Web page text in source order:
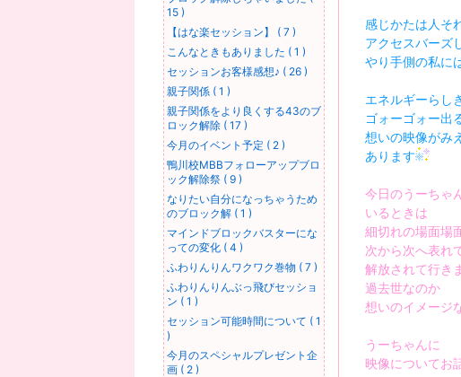
感じかたは人そ
アクセスバーズ
やり手側の私に
エネルギーらし
ゴォーゴォー出
想いの映像がみ
あります
今日のうーちゃ
いるときは
細切れの場面場
次から次へ表れ
解放されて行き
過去世なのか
想いのイメージ
うーちゃんに
映像についてお
15 )
【はな楽セッション】 ( 7 )
こんなときもありました ( 1 )
セッションお客様感想♪ ( 26 )
親子関係 ( 1 )
親子関係をより良くする43のブ
ロック解除 ( 17 )
今月のイベント予定 ( 2 )
鴨川校MBBフォローアップブロ
ック解除祭 ( 9 )
なりたい自分になっちゃうため
のブロック解 ( 1 )
マインドブロックバスターにな
っての変化 ( 4 )
ふわりんりんワクワク巻物 ( 7 )
ふわりんりんぶっ飛びセッショ
ン ( 1 )
セッション可能時間について ( 1
)
今月のスペシャルプレゼント企
画 ( 2 )